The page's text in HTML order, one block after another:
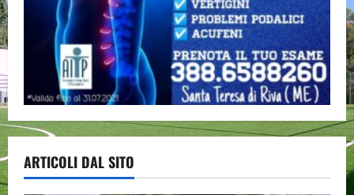
ARTICOLI DAL SITO